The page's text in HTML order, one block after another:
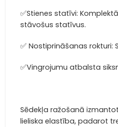
✅Stienes statīvi:
stāvošus statīvus.
✅ Nostiprināšanas rokturi:
✅Vingrojumu atbalsta
Sēdekļa ražošanā
lieliska elastība, padarot